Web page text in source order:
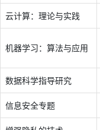
云计算：理论与实践
机器学习：算法与应用
数据科学指导研究
信息安全专题